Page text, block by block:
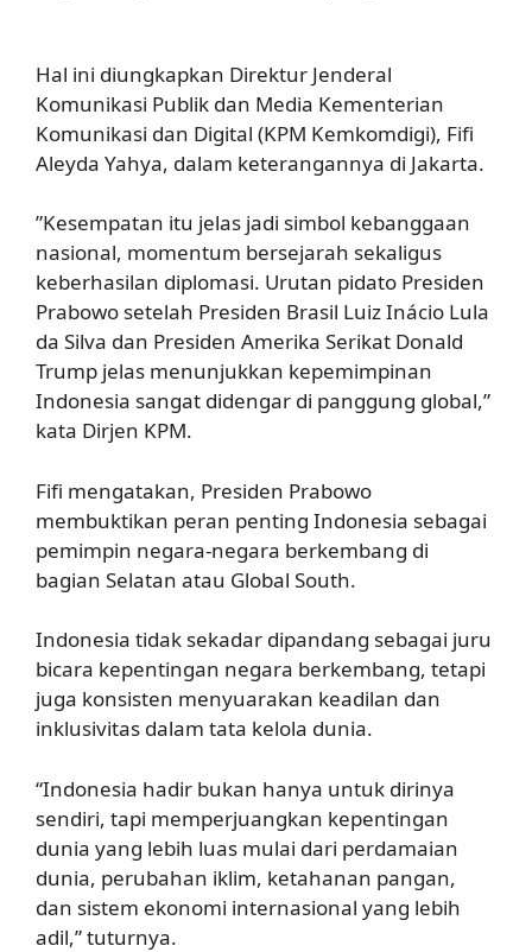
Hal ini diungkapkan Direktur Jenderal
Komunikasi Publik dan Media Kementerian
Komunikasi dan Digital (KPM Kemkomdigi), Fifi
Aleyda Yahya, dalam keterangannya di Jakarta.
”Kesempatan itu jelas jadi simbol kebanggaan
nasional, momentum bersejarah sekaligus
keberhasilan diplomasi. Urutan pidato Presiden
Prabowo setelah Presiden Brasil Luiz Inácio Lula
da Silva dan Presiden Amerika Serikat Donald
Trump jelas menunjukkan kepemimpinan
Indonesia sangat didengar di panggung global,”
kata Dirjen KPM.
Fifi mengatakan, Presiden Prabowo
membuktikan peran penting Indonesia sebagai
pemimpin negara-negara berkembang di
bagian Selatan atau Global South.
Indonesia tidak sekadar dipandang sebagai juru
bicara kepentingan negara berkembang, tetapi
juga konsisten menyuarakan keadilan dan
inklusivitas dalam tata kelola dunia.
“Indonesia hadir bukan hanya untuk dirinya
sendiri, tapi memperjuangkan kepentingan
dunia yang lebih luas mulai dari perdamaian
dunia, perubahan iklim, ketahanan pangan,
dan sistem ekonomi internasional yang lebih
adil,” tuturnya.